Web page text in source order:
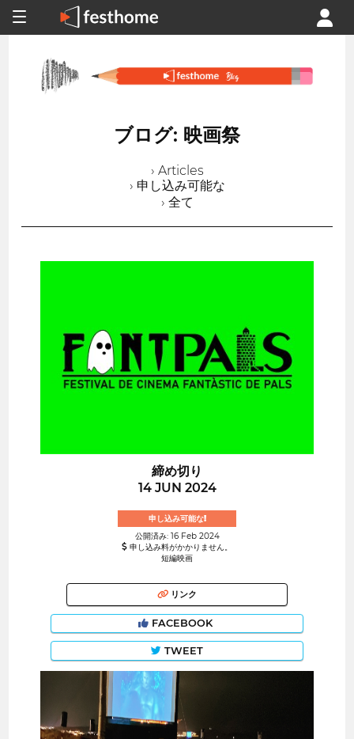
ブログ: 映画祭
› Articles
› 申し込み可能な
› 全て
締め切り
14 JUN 2024
申し込み可能な!
公開済み: 16 Feb 2024
申し込み料がかかりません。
短編映画
リンク
FACEBOOK
TWEET